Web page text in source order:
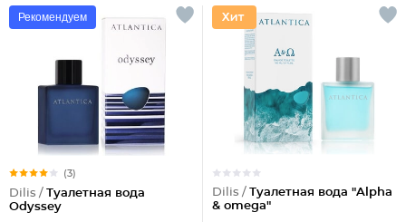
Рекомендуем
(3)
Dilis / Туалетная вода
Odyssey
Dilis / Туалетная вода "Alpha
& omega"